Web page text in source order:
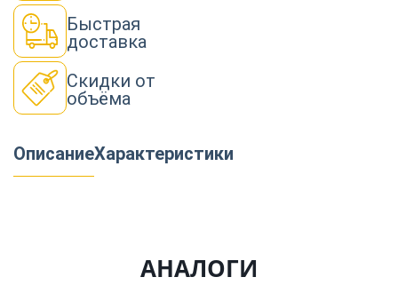
Быстрая
доставка
Скидки от
объёма
ОписаниеХарактеристики
АНАЛОГИ